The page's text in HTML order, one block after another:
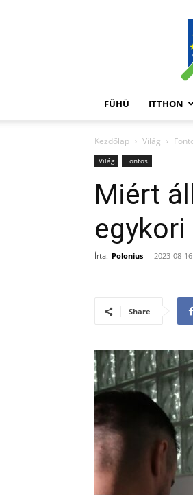
FÜHÜ ITTHON
Kezdőlap Világ
Világ Fontos
Miért
Írta: Polonius - 2023-08-16
Share